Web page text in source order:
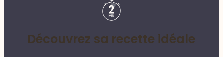
Découvrez sa recette idéale